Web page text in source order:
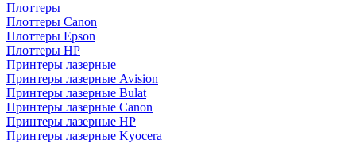
Плоттеры
Плоттеры Canon
Плоттеры Epson
Плоттеры HP
Принтеры лазерные
Принтеры лазерные Avision
Принтеры лазерные Bulat
Принтеры лазерные Canon
Принтеры лазерные HP
Принтеры лазерные Kyocera